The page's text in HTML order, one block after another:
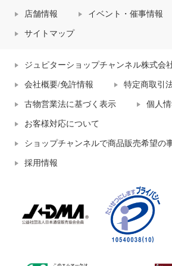
店舗情報 イベント・催事情報
サイトマップ
ジュピターショップチャンネル株式会
会社概要/免許情報 特定商取引
古物営業法に基づく表示 個人
お客様対応について
ショップチャンネルで商品販売希望の
採用情報